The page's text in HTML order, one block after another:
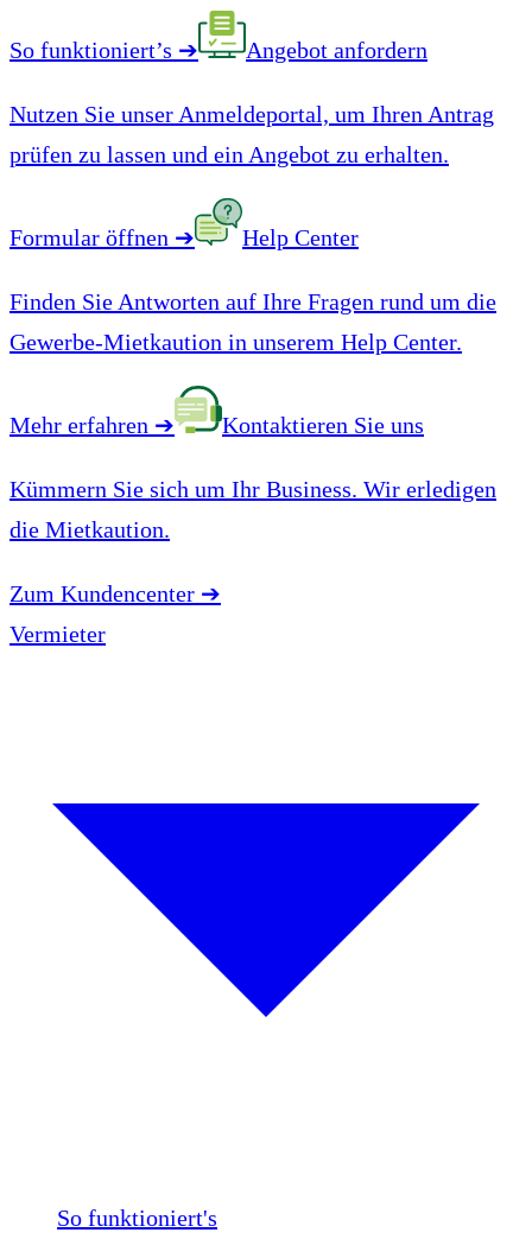
So funktioniert’s ➔ Angebot anfordern
Nutzen Sie unser Anmeldeportal, um Ihren Antrag
prüfen zu lassen und ein Angebot zu erhalten.
Formular öffnen ➔ Help Center
Finden Sie Antworten auf Ihre Fragen rund um die
Gewerbe-Mietkaution in unserem Help Center.
Mehr erfahren ➔ Kontaktieren Sie uns
Kümmern Sie sich um Ihr Business. Wir erledigen
die Mietkaution.
Zum Kundencenter ➔
Vermieter
So funktioniert's